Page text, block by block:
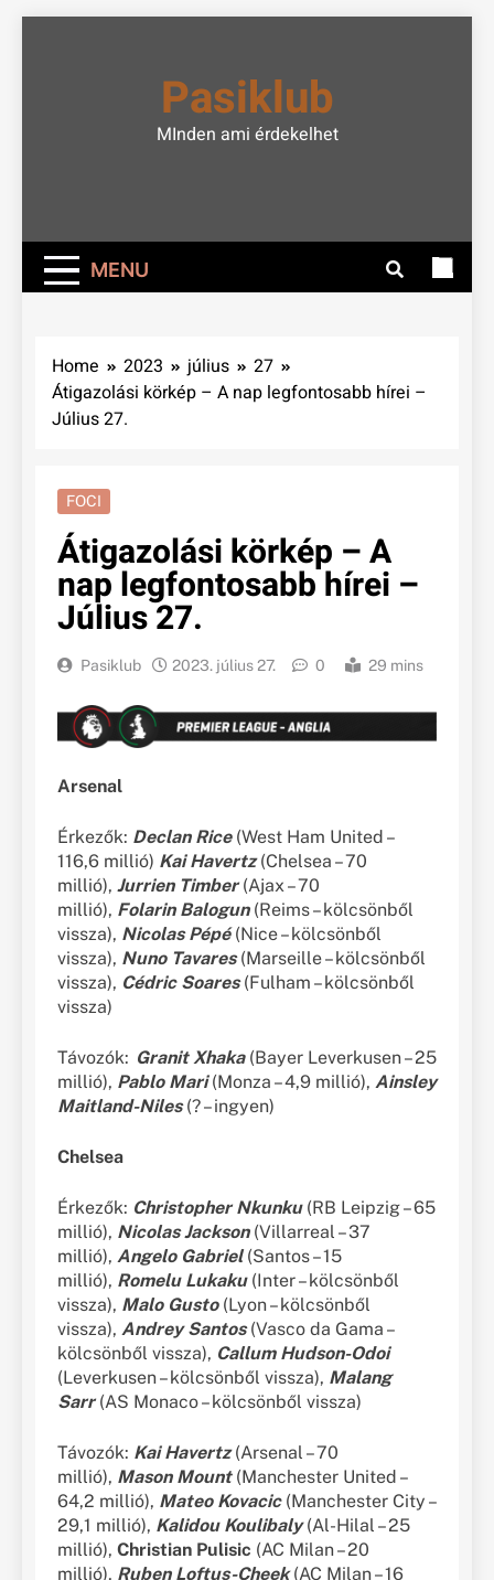
Pasiklub
MInden ami érdekelhet
MENU
Home 2023 július
27
Átigazolási körkép – A nap legfontosabb hírei –
Július 27.
FOCI
Átigazolási körkép – A
nap legfontosabb hírei –
Július 27.
Pasiklub 2023. július 27. 0 29 mins
Arsenal
Érkezők: Declan Rice(West Ham United –
116,6 millió) Kai Havertz(Chelsea – 70
millió), Jurrien Timber(Ajax – 70
millió), Folarin Balogun(Reims – kölcsönből
vissza), Nicolas Pépé(Nice – kölcsönből
vissza), Nuno Tavares(Marseille – kölcsönből
vissza), Cédric Soares(Fulham – kölcsönből
vissza)
Távozók: Granit Xhaka(Bayer Leverkusen – 25
millió), Pablo Mari(Monza – 4,9 millió), Ainsley
Maitland-Niles(? – ingyen)
Chelsea
Érkezők: Christopher Nkunku(RB Leipzig – 65
millió), Nicolas Jackson(Villarreal – 37
millió), Angelo Gabriel (Santos – 15
millió), Romelu Lukaku(Inter – kölcsönből
vissza), Malo Gusto(Lyon – kölcsönből
vissza), Andrey Santos(Vasco da Gama –
kölcsönből vissza), Callum Hudson-Odoi
(Leverkusen – kölcsönből vissza), Malang
Sarr(AS Monaco – kölcsönből vissza)
Távozók: Kai Havertz(Arsenal – 70
millió), Mason Mount(Manchester United –
64,2 millió), Mateo Kovacic(Manchester City –
29,1 millió), Kalidou Koulibaly(Al-Hilal – 25
millió), Christian Pulisic (AC Milan – 20
millió), Ruben Loftus-Cheek(AC Milan – 16